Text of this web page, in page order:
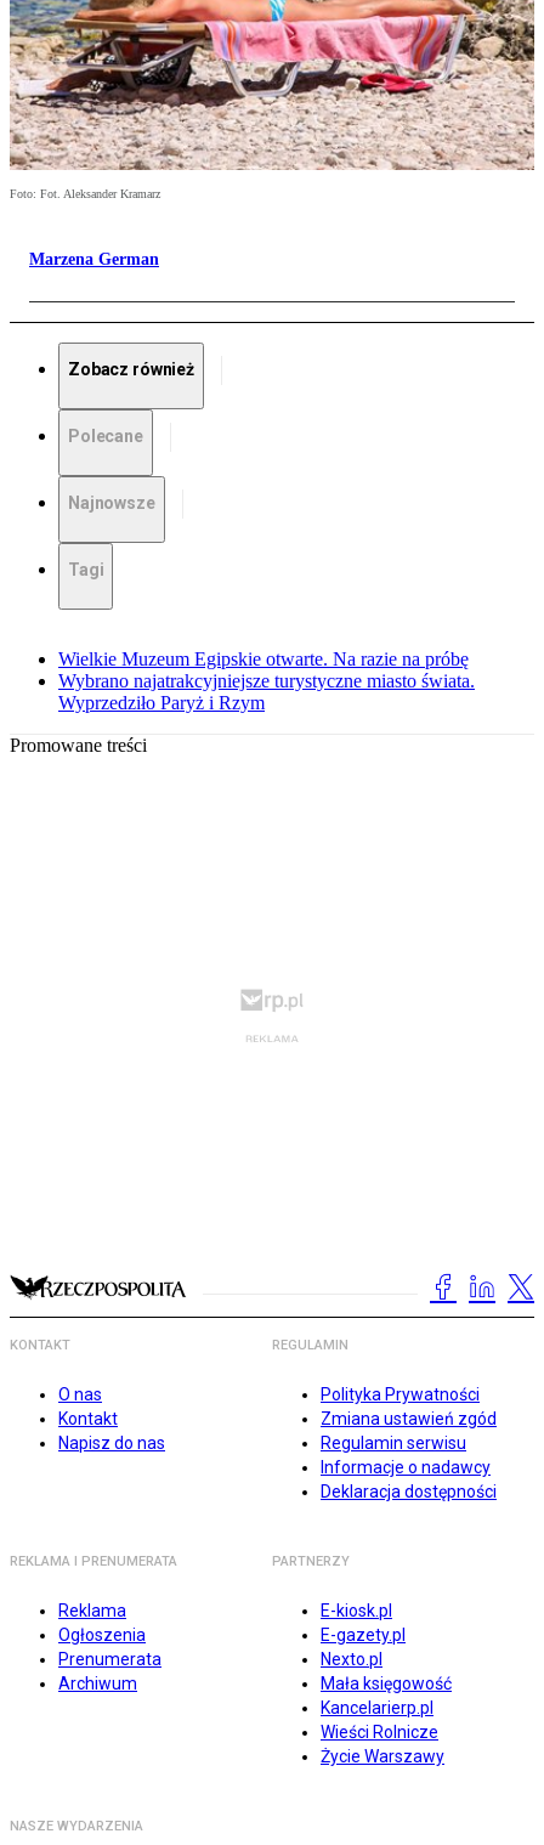
Foto: Fot. Aleksander Kramarz
Marzena German
Zobacz również
Polecane
Najnowsze
Tagi
Wielkie Muzeum Egipskie otwarte. Na razie na próbę
Wybrano najatrakcyjniejsze turystyczne miasto świata.
Wyprzedziło Paryż i Rzym
Promowane treści
KONTAKT
O nas
Kontakt
Napisz do nas
REGULAMIN
Polityka Prywatności
Zmiana ustawień zgód
Regulamin serwisu
Informacje o nadawcy
Deklaracja dostępności
REKLAMA I PRENUMERATA
Reklama
Ogłoszenia
Prenumerata
Archiwum
PARTNERZY
E-kiosk.pl
E-gazety.pl
Nexto.pl
Mała księgowość
Kancelarierp.pl
Wieści Rolnicze
Życie Warszawy
NASZE WYDARZENIA